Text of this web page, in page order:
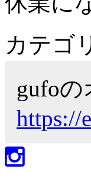
カテゴ
gufo
https://